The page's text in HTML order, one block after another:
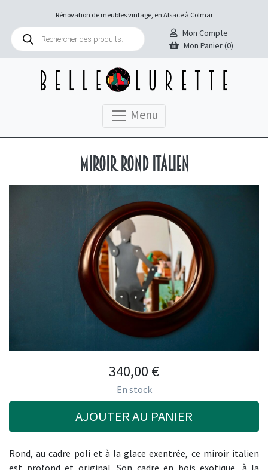
Rénovation de meubles vintage, en Alsace à Colmar
Recherche
produits
Mon Compte
Mon Panier (0)
Menu
Miroir rond italien
340,00 €
En stock
AJOUTER AU PANIER
Rond, au cadre poli et à la glace exentrée, ce miroir italien